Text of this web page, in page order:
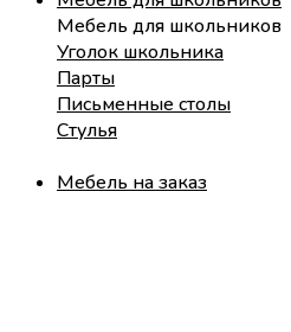
Мебель для школьников
Уголок школьника
Парты
Письменные столы
Стулья
Мебель на заказ